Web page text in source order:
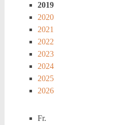
2019
2020
2021
2022
2023
2024
2025
2026
Fr.